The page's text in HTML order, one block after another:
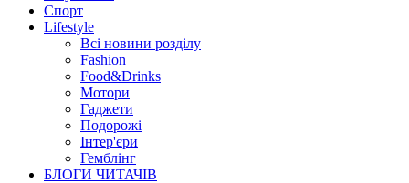
Спорт
Lifestyle
Всі новини розділу
Fashion
Food&Drinks
Мотори
Гаджети
Подорожі
Інтер'єри
Гемблінг
БЛОГИ ЧИТАЧІВ